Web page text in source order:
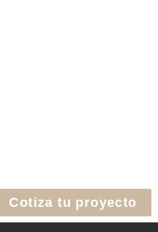
Cotiza tu proyecto